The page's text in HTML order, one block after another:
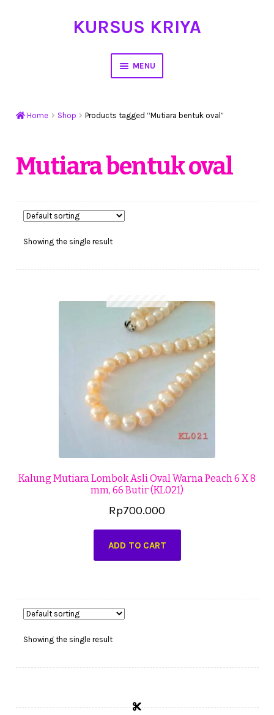
KURSUS KRIYA
MENU
Workshop Membuat Bunga Dari Stocking
My Account
Cart
Tutorial Step by Step
Home Shop Products tagged “Mutiara bentuk oval”
Mutiara bentuk oval
Showing the single result
Kalung Mutiara Lombok Asli Oval Warna Peach 6 X 8
mm, 66 Butir (KL021)
Rp700.000
ADD TO CART
Showing the single result